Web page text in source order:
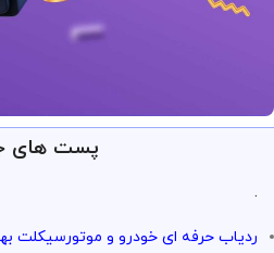
با خیال راحت میتونی از خدمات و
پست های
.
ردیاب حرفه ای خودرو و موتورسیکلت